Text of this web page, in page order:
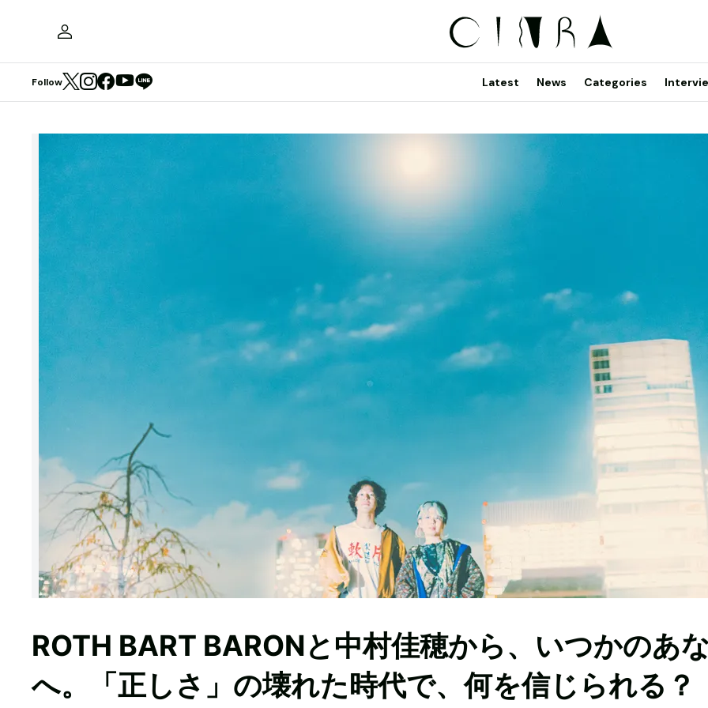
Follow Latest News Categories
ROTH BART BARONと中村佳穂から、いつかのあ
へ。「正しさ」の壊れた時代で、何を信じられる？